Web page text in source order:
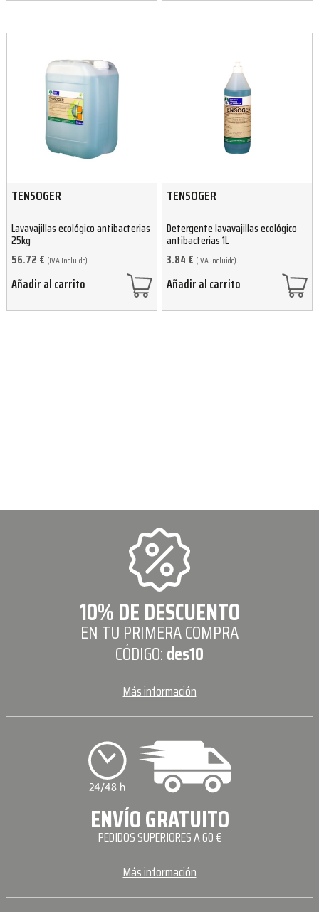
TENSOGER
Lavavajillas ecológico antibacterias
25kg
56.72 € (IVA Incluido)
Añadir al carrito
TENSOGER
Detergente lavavajillas ecológico
antibacterias 1L
3.84 € (IVA Incluido)
Añadir al carrito
10% DE DESCUENTO
EN TU PRIMERA COMPRA
CÓDIGO:des10
Más información
ENVÍO GRATUITO
PEDIDOS SUPERIORES A 60 €
Más información